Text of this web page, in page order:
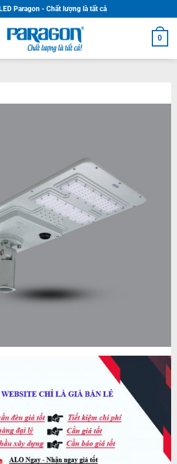
Paragon - Chất lượng là tất cả
0